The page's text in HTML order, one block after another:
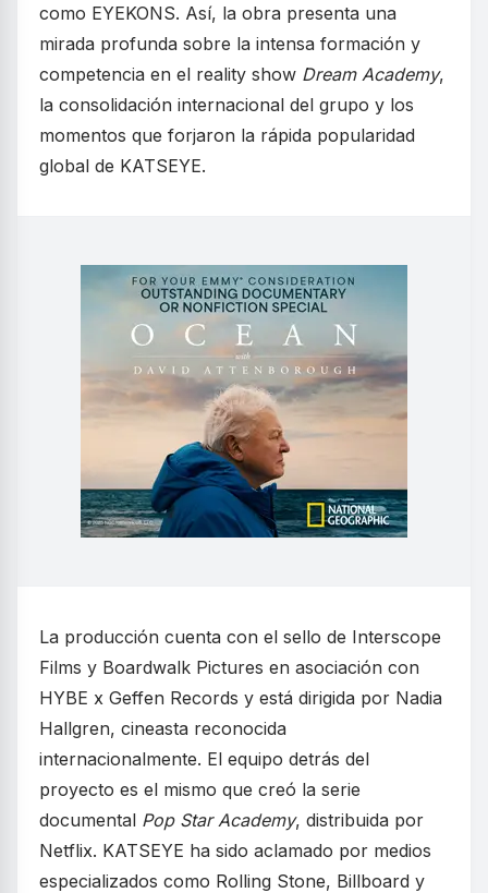
como EYEKONS. Así, la obra presenta una
mirada profunda sobre la intensa formación y
competencia en el reality show Dream Academy,
la consolidación internacional del grupo y los
momentos que forjaron la rápida popularidad
global de KATSEYE.
La producción cuenta con el sello de Interscope
Films y Boardwalk Pictures en asociación con
HYBE x Geffen Records y está dirigida por Nadia
Hallgren, cineasta reconocida
internacionalmente. El equipo detrás del
proyecto es el mismo que creó la serie
documental Pop Star Academy, distribuida por
Netflix. KATSEYE ha sido aclamado por medios
especializados como Rolling Stone, Billboard y